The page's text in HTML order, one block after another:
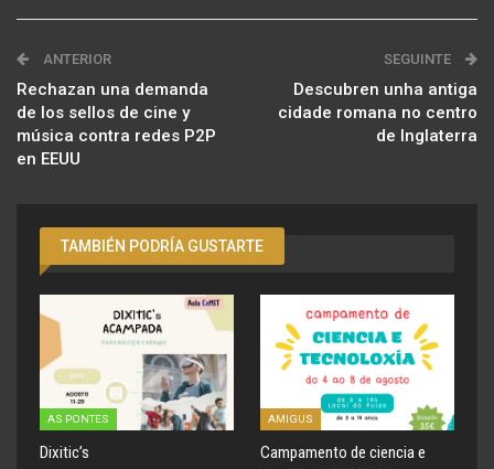
ANTERIOR
Rechazan una demanda
de los sellos de cine y
música contra redes P2P
en EEUU
SEGUINTE
Descubren unha antiga
cidade romana no centro
de Inglaterra
TAMBIÉN PODRÍA GUSTARTE
AS PONTES
Dixitic’s
AMIGUS
Campamento de ciencia e